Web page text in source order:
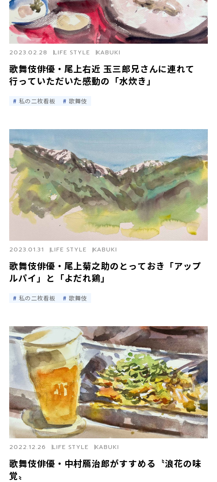
歌舞伎俳優・尾上右近 玉三郎兄さんに連れて
行っていただいた感動の「水炊き」
2023.02.28 LIFE STYLE KABUKI
私の二枚看板 歌舞伎
歌舞伎俳優・尾上菊之助のとっておき「アップ
ルパイ」と「よだれ鶏」
2023.01.31 LIFE STYLE KABUKI
私の二枚看板 歌舞伎
歌舞伎俳優・中村鴈治郎がすすめる〝浪花の味
覚〟
2022.12.26 LIFE STYLE KABUKI